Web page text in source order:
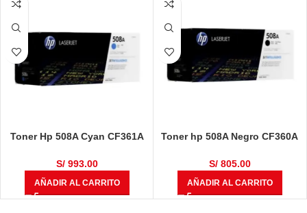
Toner Hp 508A Cyan CF361A
M553n 5.0K Pg
S/993.00
AÑADIR AL CARRITO
Toner hp 508A Negro CF360A
M553n 6.0K Pg
S/805.00
AÑADIR AL CARRITO